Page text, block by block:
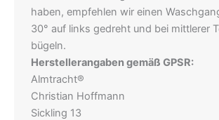
haben, empfehlen wir einen
30° auf links gedreht und bei mittlerer
bügeln.
Herstellerangaben gemäß GPSR:
Almtracht®
Christian Hoffmann
Sickling 13